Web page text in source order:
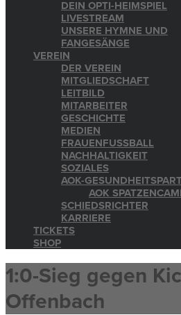
DEIN OPTI-HEIMSPIEL
LIVESTREAM
UNSERE HYMNE UND
FANGESÄNGE
VEREIN
DER VEREIN
MITGLIEDSCHAFT
LEITBILD
MITARBEITER
GESCHICHTE
MEDIEN
FRAUENFUSSBALL
NACHHALTIGKEIT
SOZIALES
AOK-
AOK
SCHIEDSRICHTER
KARRIERE
TICKETS
SHOP
1:0-Sieg gegen
Offenbach